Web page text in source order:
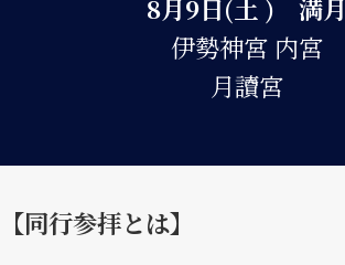
8月9日(土 ) 満月
伊勢神宮 内宮
月讀宮
【同行参拝とは】